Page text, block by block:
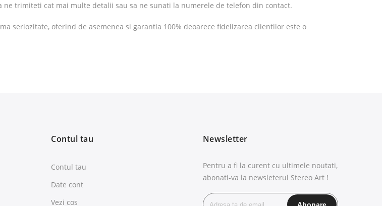
ne trimiteti cat mai multe detalii sau sa ne sunati la numerele de telefon din contact.
seriozitate, oferind de asemenea si garantia 100% deoarece fidelizarea clientilor este o
Contul tau
Contul tau
Date cont
Vezi cos
Newsletter
Pentru a fi la curent cu ultimele noutati,
abonati-va la newsleterul Stereo Art !